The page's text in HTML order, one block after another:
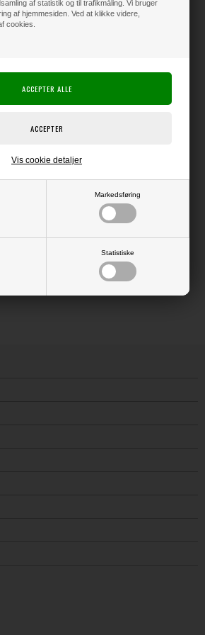
af statistik og til trafikmåling. Vi bruger
af hjemmesiden. Ved at klikke videre,
cookies.
Markedsføring
Statistiske
Vis cookie detaljer
flere kan tilkøbes.
mapper og tilhørende lommer.
Læs flere artikler...